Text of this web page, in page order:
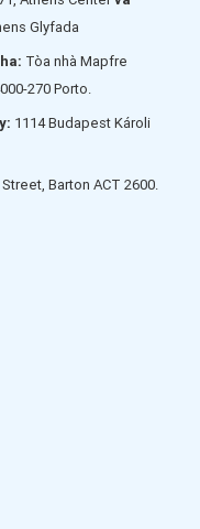
Glyfada
Tòa nhà Mapfre
270 Porto.
1114 Budapest Károli
Barton ACT 2600.